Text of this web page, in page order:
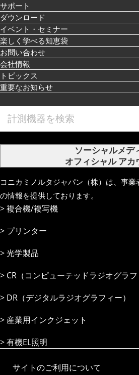
イベント・セミナー
楽しく学べる知恵袋
サポート
お問い合わせ
ダウンロード
会社情報
トピックス
重要なお知らせ
ソーシャルメデ
オフィシャル アカ
コニカミノルタジャパン（株）は、事
の情報を提供しております。
複合機/複写機
プリンター
光学製品
CR（コンピューテッドラジオグラフ
DR（デジタルラジオグラフィー）
産業⽤インクジェット
有機EL照明
サイトのご利用について